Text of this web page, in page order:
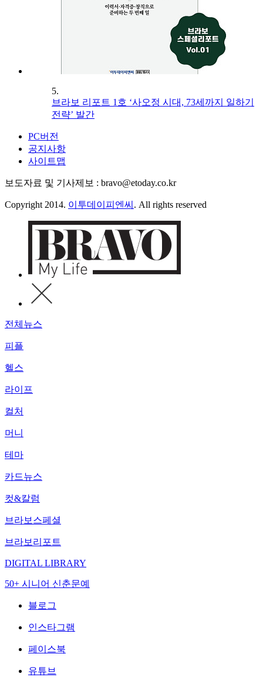
5.
브라보 리포트 1호 ‘사오정 시대, 73세까지 일하기
전략’ 발간
PC버전
공지사항
사이트맵
보도자료 및 기사제보 : bravo@etoday.co.kr
Copyright 2014. 이투데이피엔씨 . All rights reserved
전체뉴스
피플
헬스
라이프
컬처
머니
테마
카드뉴스
컷&칼럼
브라보스페셜
브라보리포트
DIGITAL LIBRARY
50+ 시니어 신춘문예
블로그
인스타그램
페이스북
유튜브